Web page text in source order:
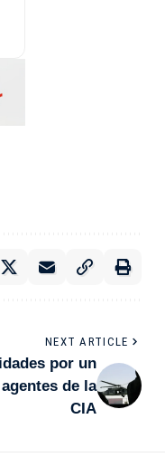
NEXT ARTICLE
por un
de la
CIA